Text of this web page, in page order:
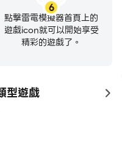
6
點擊雷電模擬器首頁上的
遊戲icon就可以開始享受
精彩的遊戲了。
遊戲 to